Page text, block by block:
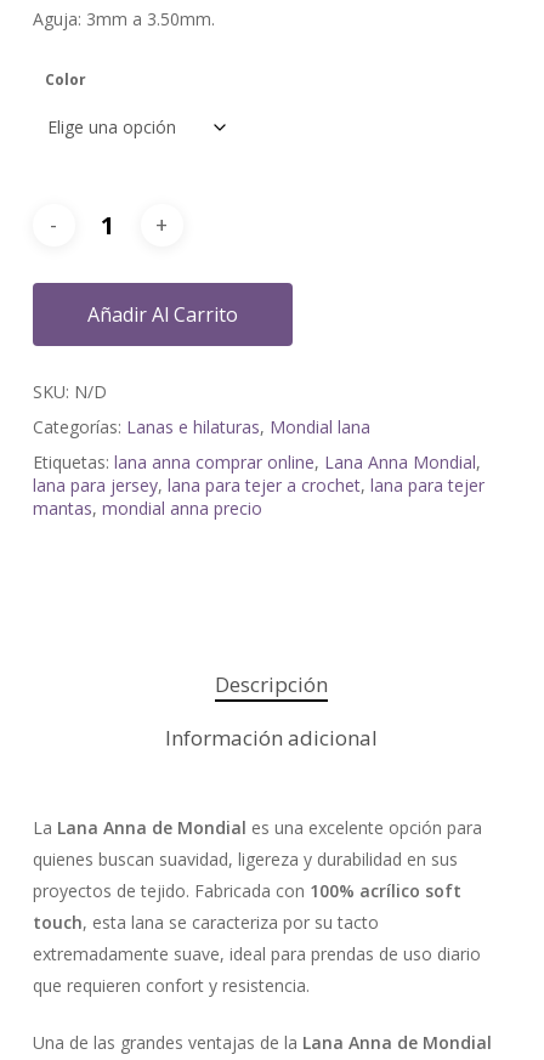
Aguja: 3mm a 3.50mm.
Color
Añadir Al Carrito
SKU: N/D
Categorías: Lanas e hilaturas, Mondial lana
Etiquetas: lana anna comprar online, Lana Anna Mondial,
lana para jersey, lana para tejer a crochet, lana para tejer
mantas, mondial anna precio
Descripción
Información adicional
La Lana Anna de Mondial es una excelente opción para
quienes buscan suavidad, ligereza y durabilidad en sus
proyectos de tejido. Fabricada con 100% acrílico soft
touch, esta lana se caracteriza por su tacto
extremadamente suave, ideal para prendas de uso diario
que requieren confort y resistencia.
Una de las grandes ventajas de la Lana Anna de Mondial